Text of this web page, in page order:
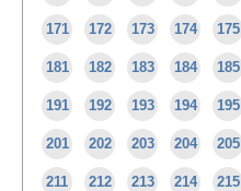
171 172 173 174 175
181 182 183 184 185
191 192 193 194 195
201 202 203 204 205
211 212 213 214 215